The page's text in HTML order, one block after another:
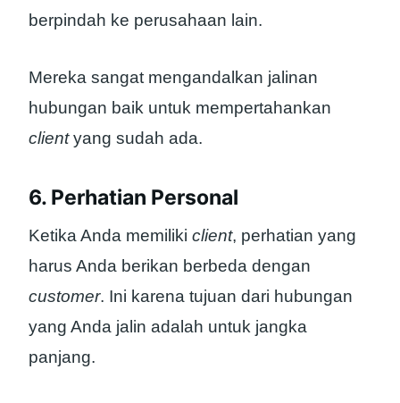
berpindah ke perusahaan lain.
Mereka sangat mengandalkan jalinan
hubungan baik untuk mempertahankan
clientyang sudah ada.
6. Perhatian Personal
Ketika Anda memiliki client, perhatian yang
harus Anda berikan berbeda dengan
customer. Ini karena tujuan dari hubungan
yang Anda jalin adalah untuk jangka
panjang.